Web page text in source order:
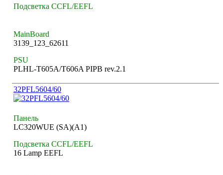
Подсветка CCFL/EEFL
MainBoard
3139_123_62611
PSU
PLHL-T605A/T606A PIPB rev.2.1
32PFL5604/60
Панель
LC320WUE (SA)(A1)
Подсветка CCFL/EEFL
16 Lamp EEFL